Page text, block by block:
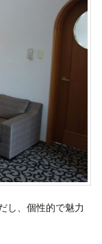
し、個性的で魅力